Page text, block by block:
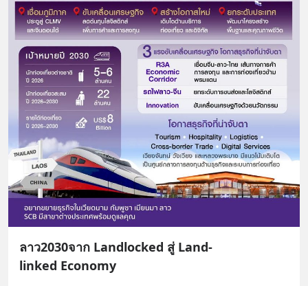
ลาว2030จาก Landlocked สู่ Land-
linked Economy